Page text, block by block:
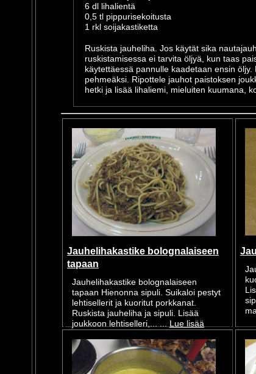
6 dl lihalientä
0,5 tl pippurisekoitusta
1 rkl soijakastiketta
Ruskista jauheliha. Jos käytät sika
ruskistamisessa ei tarvita öljyä, kun taas
käytettäessä pannulle kaadetaan ensin öljy.
pehmeäksi. Ripottele jauhot paistoksen
hetki ja lisää lihaliemi, mieluiten kuumana,
Jauhelihakastike bolognalaiseen
tapaan
Jauhelihakastike bolognalaiseen
tapaan Hienonna sipuli. Suikaloi pestyt
lehtisellerit ja kuoritut porkkanat.
Ruskista jauheliha ja sipuli. Lisää
joukkoon lehtiselleri,... ... Lue lisää